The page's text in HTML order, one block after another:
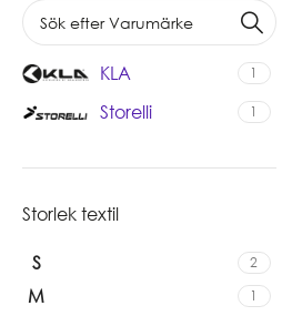
KLA 1
Storelli 1
Storlek textil
S 2
M 1